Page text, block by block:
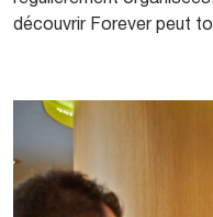
découvrir Forever peut